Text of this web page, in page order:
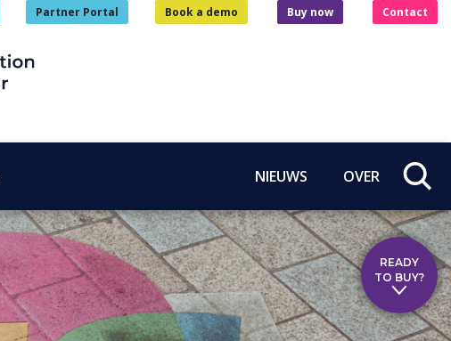
Partner Portal Book a demo Buy now Contact
NIEUWS OVER
READY
TO BUY?